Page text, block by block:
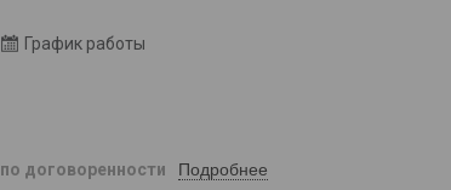
График работы
по договоренности Подробнее